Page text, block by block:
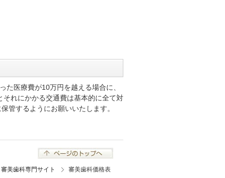
た医療費が10万円を越える場合に、
れにかかる交通費は基本的に全て対
管するようにお願いいたします。
審美歯科専門サイト 審美歯科価格表